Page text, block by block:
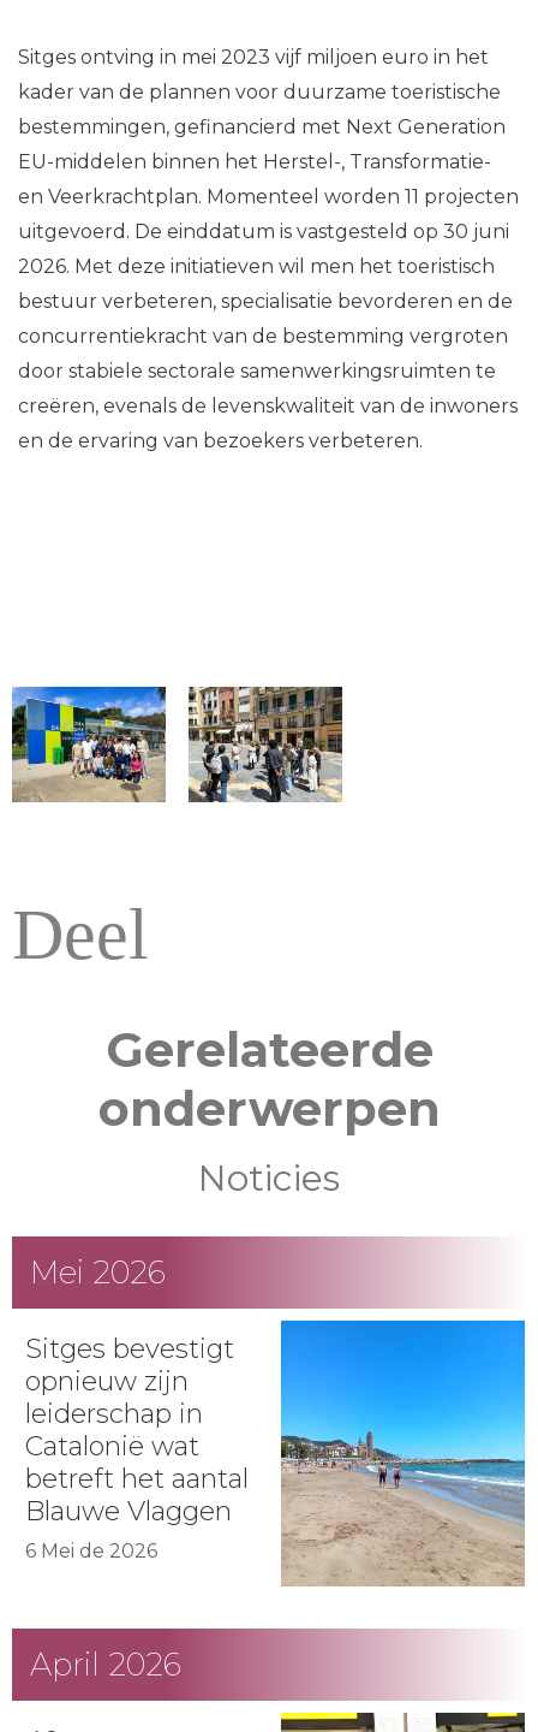
Sitges ontving in mei 2023 vijf miljoen euro in het
kader van de plannen voor duurzame toeristische
bestemmingen, gefinancierd met Next Generation
EU-middelen binnen het Herstel-, Transformatie-
en Veerkrachtplan. Momenteel worden 11 projecten
uitgevoerd. De einddatum is vastgesteld op 30 juni
2026. Met deze initiatieven wil men het toeristisch
bestuur verbeteren, specialisatie bevorderen en de
concurrentiekracht van de bestemming vergroten
door stabiele sectorale samenwerkingsruimten te
creëren, evenals de levenskwaliteit van de inwoners
en de ervaring van bezoekers verbeteren.
Deel
Gerelateerde
onderwerpen
Noticies
Mei 2026
Sitges bevestigt
opnieuw zijn
leiderschap in
Catalonië wat
betreft het aantal
Blauwe Vlaggen
6 Mei de 2026
April 2026